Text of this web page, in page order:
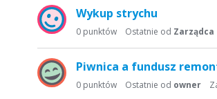
i
s
t
a
d
Wykup strychu
0 punktów Ostatnie od Zarządca
Piwnica a fundusz
0 punktów Ostatnie od owner